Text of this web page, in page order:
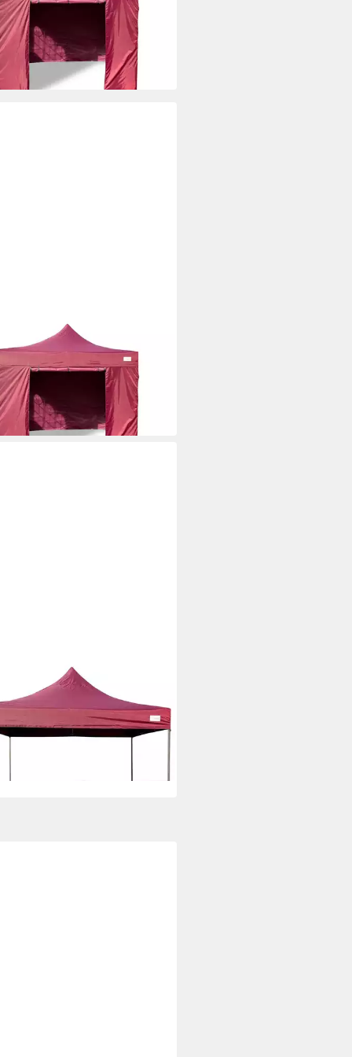
€
mtl. in 12 Raten
Werktagen bei dir
Faltpavillon Modena 3x3m
€
€mtl. in 24 Raten
Werktagen bei dir
Ersatzdach Faltpavillon 3x3
Werktagen bei dir